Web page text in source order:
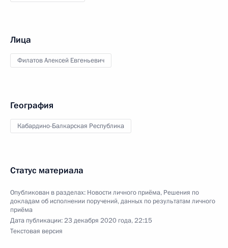
Лица
Филатов Алексей Евгеньевич
География
Кабардино-Балкарская Республика
Статус материала
Опубликован в разделах: Новости личного приёма, Решения по
докладам об исполнении поручений, данных по результатам личного
приёма
Дата публикации:23 декабря 2020 года, 22:15
Текстовая версия